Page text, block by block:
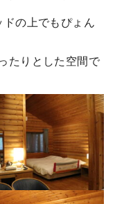
の上でもぴょん
たりとした空間で